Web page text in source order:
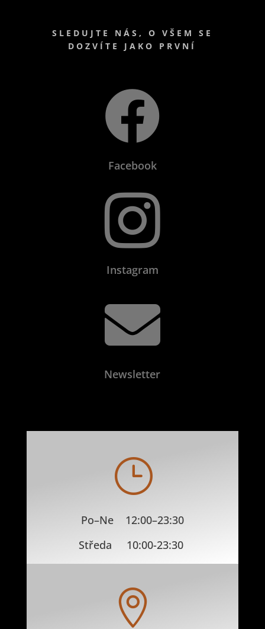
SLEDUJTE NÁS, O VŠEM SE
DOZVÍTE JAKO PRVNÍ

Facebook

Instagram

Newsletter
}
Po–Ne 12:00–23:30
Středa 10:00-23:30
